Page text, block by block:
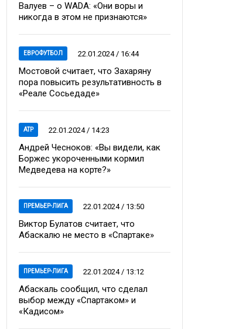
Валуев – о WADA: «Они воры и
никогда в этом не признаются»
ЕВРОФУТБОЛ 22.01.2024 / 16:44
Мостовой считает, что Захаряну
пора повысить результативность в
«Реале Сосьедаде»
ATP 22.01.2024 / 14:23
Андрей Чесноков: «Вы видели, как
Боржес укороченными кормил
Медведева на корте?»
ПРЕМЬЕР-ЛИГА 22.01.2024 / 13:50
Виктор Булатов считает, что
Абаскалю не место в «Спартаке»
ПРЕМЬЕР-ЛИГА 22.01.2024 / 13:12
Абаскаль сообщил, что сделал
выбор между «Спартаком» и
«Кадисом»